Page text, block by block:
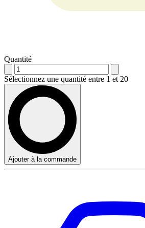
Quantité
Sélectionnez une quantité entre 1 et 20
Ajouter à la commande